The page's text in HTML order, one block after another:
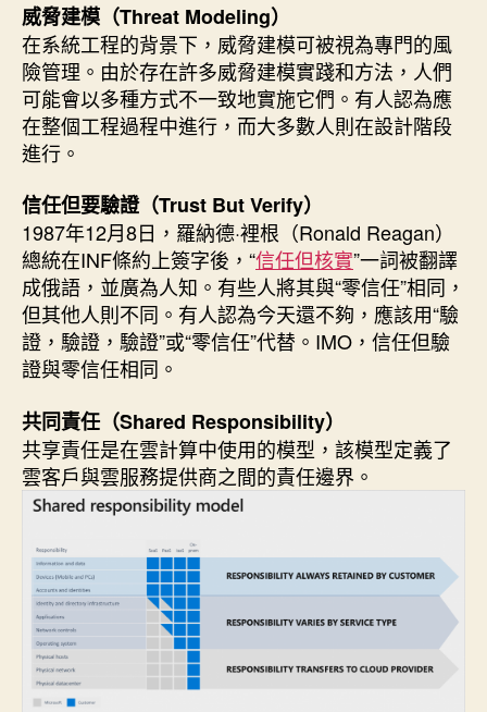
威脅建模（Threat Modeling）
在系統工程的背景下，威脅建模可被視為專門的風
險管理。由於存在許多威脅建模實踐和方法，人們
可能會以多種方式不一致地實施它們。有人認為應
在整個工程過程中進行，而大多數人則在設計階段
進行。
信任但要驗證（Trust But Verify）
1987年12月8日，羅納德·裡根（Ronald Reagan）
總統在INF條約上簽字後，“信任但核實”一詞被翻譯
成俄語，並廣為人知。有些人將其與“零信任”相同，
但其他人則不同。有人認為今天還不夠，應該用“驗
證，驗證，驗證”或“零信任”代替。IMO，信任但驗
證與零信任相同。
共同責任（Shared Responsibility）
共享責任是在雲計算中使用的模型，該模型定義了
雲客戶與雲服務提供商之間的責任邊界。